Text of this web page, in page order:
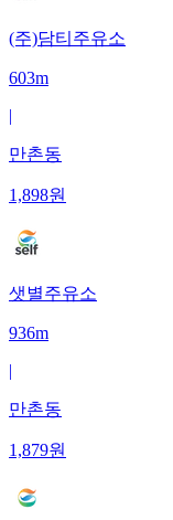
(주)담티주유소
603m
|
만촌동
1,898원
샛별주유소
936m
|
만촌동
1,879원